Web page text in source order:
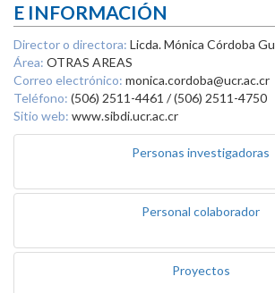
E INFORMACIÓN
Director o directora: Licda. Mónica Córdoba
Área: OTRAS AREAS
Correo electrónico: monica.cordoba@ucr.ac.cr
Teléfono: (506) 2511-4461 / (506) 2511-4750
Sitio web: www.sibdi.ucr.ac.cr
Personas investigadoras
Personal colaborador
Proyectos